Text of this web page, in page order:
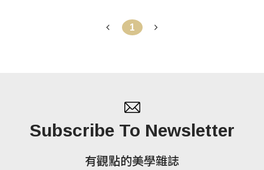
1
Subscribe To Newsletter
有觀點的美學雜誌